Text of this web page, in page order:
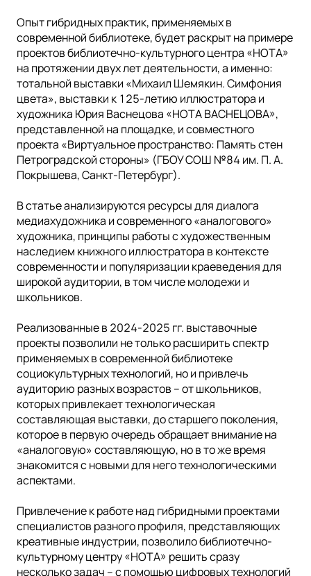
Опыт гибридных практик, применяемых в
современной библиотеке, будет раскрыт на примере
проектов библиотечно-культурного центра «НОТА»
на протяжении двух лет деятельности, а именно:
тотальной выставки «Михаил Шемякин. Симфония
цвета», выставки к 125-летию иллюстратора и
художника Юрия Васнецова «НОТА ВАСНЕЦОВА»,
представленной на площадке, и совместного
проекта «Виртуальное пространство: Память стен
Петроградской стороны» (ГБОУ СОШ №84 им. П. А.
Покрышева, Санкт-Петербург).
В статье анализируются ресурсы для диалога
медиахудожника и современного «аналогового»
художника, принципы работы с художественным
наследием книжного иллюстратора в контексте
современности и популяризации краеведения для
широкой аудитории, в том числе молодежи и
школьников.
Реализованные в 2024-2025 гг. выставочные
проекты позволили не только расширить спектр
применяемых в современной библиотеке
социокультурных технологий, но и привлечь
аудиторию разных возрастов – от школьников,
которых привлекает технологическая
составляющая выставки, до старшего поколения,
которое в первую очередь обращает внимание на
«аналоговую» составляющую, но в то же время
знакомится с новыми для него технологическими
аспектами.
Привлечение к работе над гибридными проектами
специалистов разного профиля, представляющих
креативные индустрии, позволило библиотечно-
культурному центру «НОТА» решить сразу
несколько задач – с помощью цифровых технологий